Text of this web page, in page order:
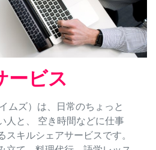
ービス
ムズ）は、日常のちょっと
人と、 空き時間などに仕事
スキルシェアサービスです。